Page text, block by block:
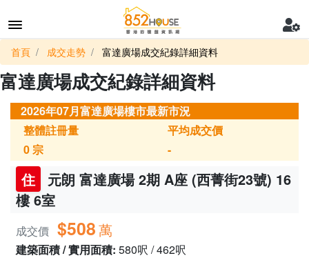
首頁 成交走勢 富達廣場成交紀錄詳細資料
富達廣場成交紀錄詳細資料
2026年07月富達廣場樓市最新市況
整體註冊量
0宗
平均成交價
-
住
元朗 富達廣場 2期 A座 (西菁街23號) 16
樓 6室
成交價 $508萬
建築面積 / 實用面積: 580呎 / 462呎